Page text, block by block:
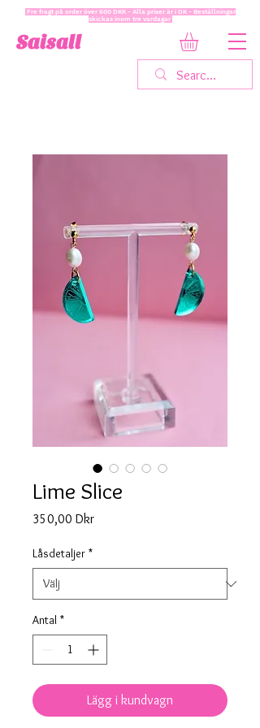
Saisall
Fre fragt på order över 600 DKK - Alla priser är i DK - Beställningar
skickas inom tre vardagar
Lime Slice
350,00 DkrPris
Låsdetaljer *
Antal *
Lägg i kundvagn